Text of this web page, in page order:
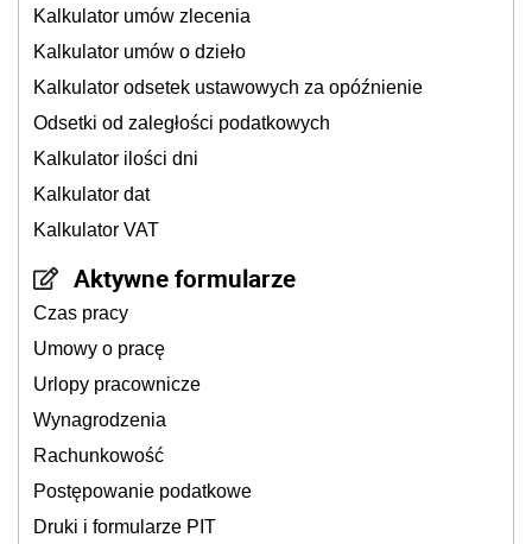
Kalkulator umów zlecenia
Kalkulator umów o dzieło
Kalkulator odsetek ustawowych za opóźnienie
Odsetki od zaległości podatkowych
Kalkulator ilości dni
Kalkulator dat
Kalkulator VAT
Aktywne formularze
Czas pracy
Umowy o pracę
Urlopy pracownicze
Wynagrodzenia
Rachunkowość
Postępowanie podatkowe
Druki i formularze PIT